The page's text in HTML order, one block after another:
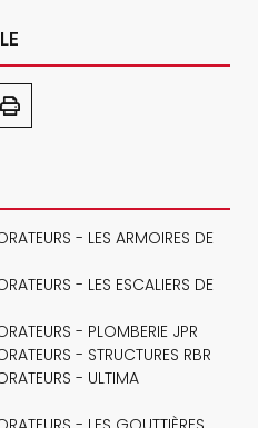
- LES ARMOIRES DE
- LES ESCALIERS DE
- PLOMBERIE JPR
- STRUCTURES RBR
- ULTIMA